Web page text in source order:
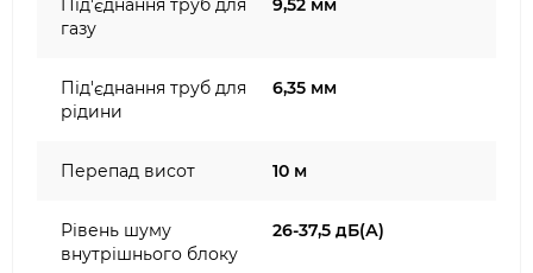
Під'єднання труб для
газу
9,52 мм
Під'єднання труб для
рідини
6,35 мм
Перепад висот 10 м
Рівень шуму
внутрішнього блоку
26-37,5 дБ(А)